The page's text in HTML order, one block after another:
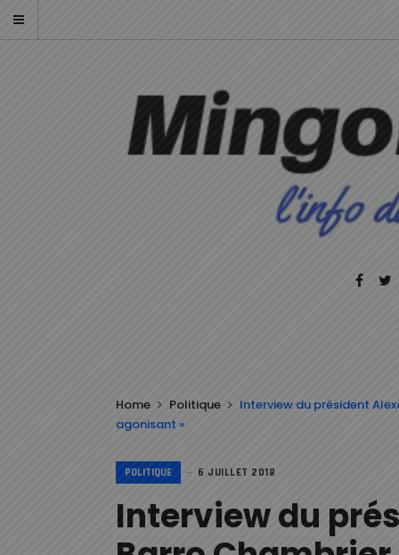
Home Politique
Interview du président
agonisant »
POLITIQUE 6 JUILLET 2018
Interview du